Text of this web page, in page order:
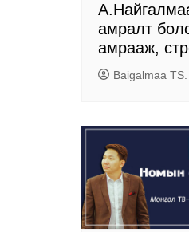
амралт
амрааж,
Baigalmaa TS.